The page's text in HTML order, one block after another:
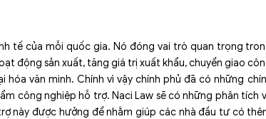
tế của mỗi quốc gia. Nó đóng vai trò quan trọng
động sản xuất, tăng giá trị xuất khẩu, chuyển giao
văn minh. Chính vì vậy chính phủ đã có những
công nghiệp hỗ trợ. Naci Law sẽ có những phân tích
này được hưởng để nhằm giúp các nhà đầu tư có